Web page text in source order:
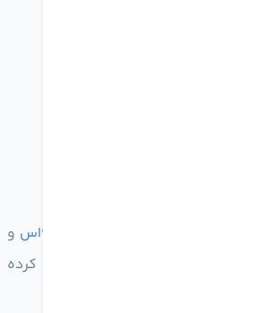
iPhone SE
در لیست بالا خبری از
و
را قطع کرده